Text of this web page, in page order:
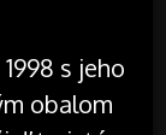
s jeho
obalom